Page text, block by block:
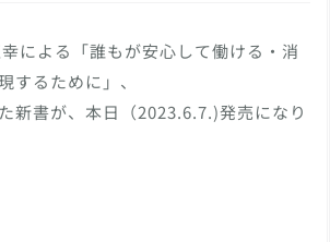
による「誰もが安心して働ける・消
するために」、
新書が、本日（2023.6.7.)発売になり